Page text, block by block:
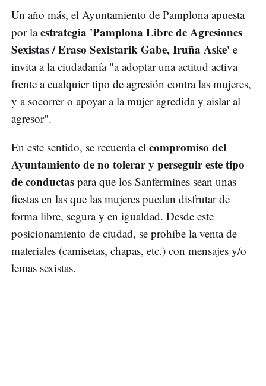
Un año más, el Ayuntamiento de Pamplona apuesta
por laestrategia 'Pamplona Libre de Agresiones
Sexistas / Eraso Sexistarik Gabe, Iruña Aske' e
invita a la ciudadanía "a adoptar una actitud activa
frente a cualquier tipo de agresión contra las mujeres,
y a socorrer o apoyar a la mujer agredida y aislar al
agresor".
En este sentido, se recuerda el compromiso del
Ayuntamiento de no tolerar y perseguir este tipo
de conductas para que los Sanfermines sean unas
fiestas en las que las mujeres puedan disfrutar de
forma libre, segura y en igualdad. Desde este
posicionamiento de ciudad, se prohíbe la venta de
materiales (camisetas, chapas, etc.) con mensajes y/o
lemas sexistas.